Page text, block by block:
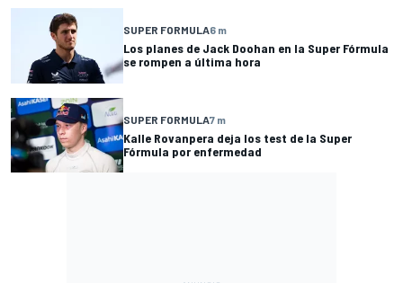
SUPER FORMULA6 m
Los planes de Jack Doohan en la Super Fórmula
se rompen a última hora
SUPER FORMULA7 m
Kalle Rovanpera deja los test de la Super
Fórmula por enfermedad